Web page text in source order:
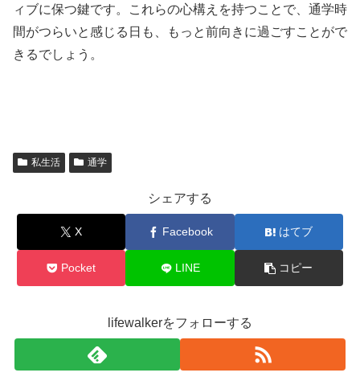
ィブに保つ鍵です。これらの心構えを持つことで、通学時
間がつらいと感じる日も、もっと前向きに過ごすことがで
きるでしょう。
私生活 通学
シェアする
X Facebook はてブ
Pocket LINE コピー
lifewalkerをフォローする